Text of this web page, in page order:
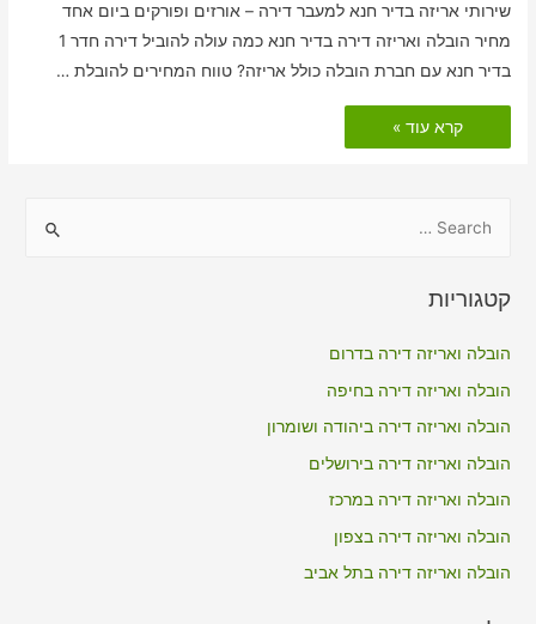
שירותי אריזה בדיר חנא למעבר דירה – אורזים ופורקים ביום אחד
מחיר הובלה ואריזה דירה בדיר חנא כמה עולה להוביל דירה חדר 1
בדיר חנא עם חברת הובלה כולל אריזה? טווח המחירים להובלת …
הובלות
דירה
כולל
קרא עוד »
r
o
r
:
קטגוריות
הובלה ואריזה דירה בדרום
הובלה ואריזה דירה בחיפה
הובלה ואריזה דירה ביהודה ושומרון
הובלה ואריזה דירה בירושלים
הובלה ואריזה דירה במרכז
הובלה ואריזה דירה בצפון
הובלה ואריזה דירה בתל אביב